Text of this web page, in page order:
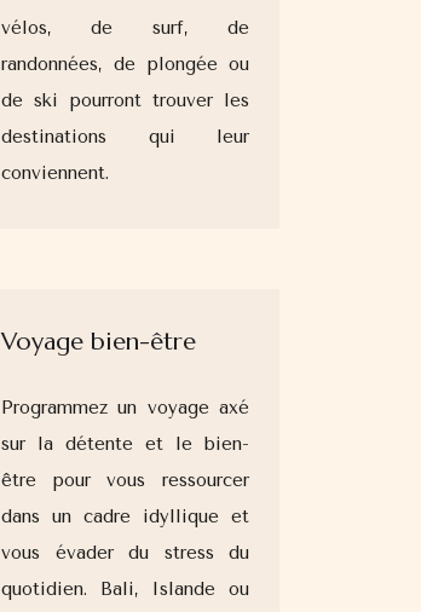
vélos, de surf, de
randonnées, de plongée ou
de ski pourront trouver les
destinations qui leur
conviennent.
Voyage bien-être
Programmez un voyage axé
sur la détente et le bien-
être pour vous ressourcer
dans un cadre idyllique et
vous évader du stress du
quotidien. Bali, Islande ou